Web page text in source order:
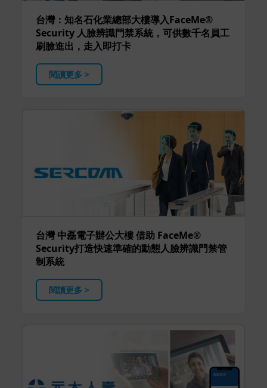
台灣：知名石化業總部大樓導入FaceMe®
Security 人臉辨識門禁系統，可供數千名員工
刷臉進出，走入即打卡
閱讀更多 >
台灣 中磊電子辦公大樓 借助 FaceMe®
Security打造快速準確的動態人臉辨識門禁管
制系統
閱讀更多 >